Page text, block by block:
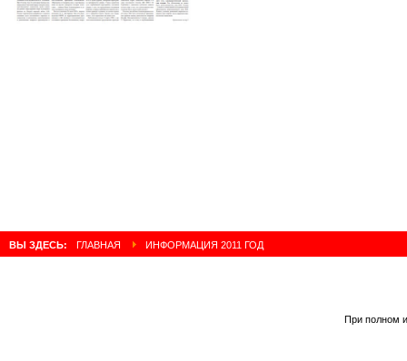
ВЫ ЗДЕСЬ: ГЛАВНАЯ ИНФОРМАЦИЯ 2011 ГОД
При полном